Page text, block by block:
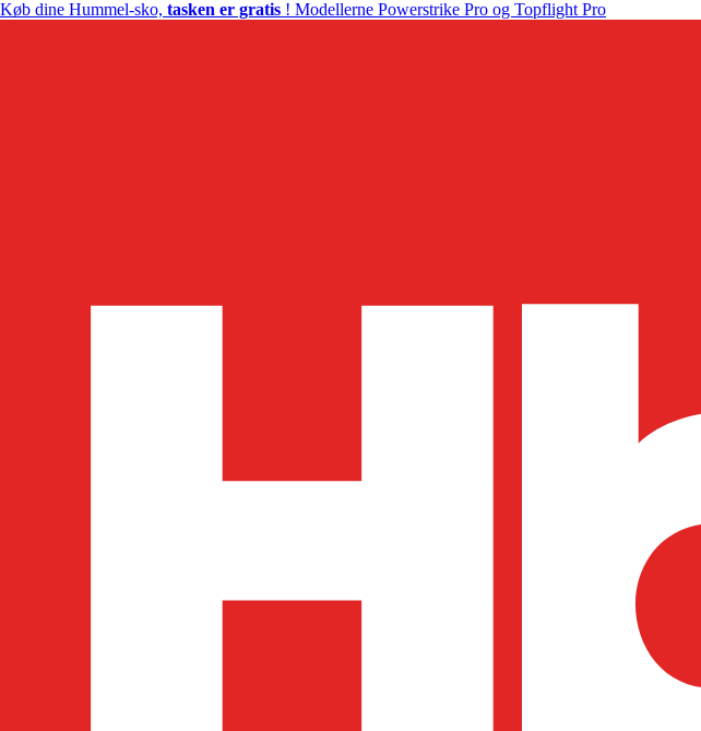
Køb dine Hummel-sko, tasken er gratis ! Modellerne Powerstrike Pro og Topflight Pro